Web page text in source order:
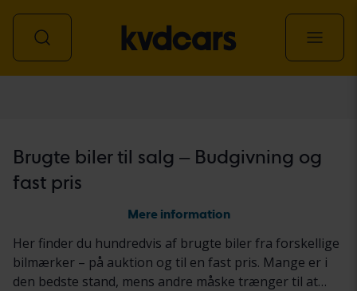
Brugte biler til salg – Budgivning og
fast pris
Mere information
Her finder du hundredvis af brugte biler fra forskellige
bilmærker – på auktion og til en fast pris. Mange er i
den bedste stand, mens andre måske trænger til at